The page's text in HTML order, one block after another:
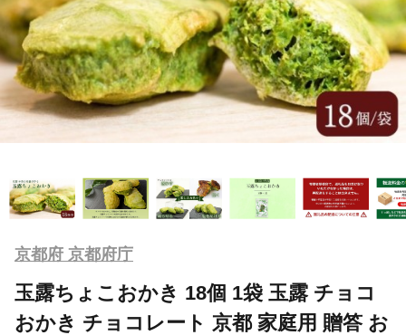
京都府 京都府庁
玉露ちょこおかき 18個 1袋 玉露 チョコ
おかき チョコレート 京都 家庭用 贈答 お